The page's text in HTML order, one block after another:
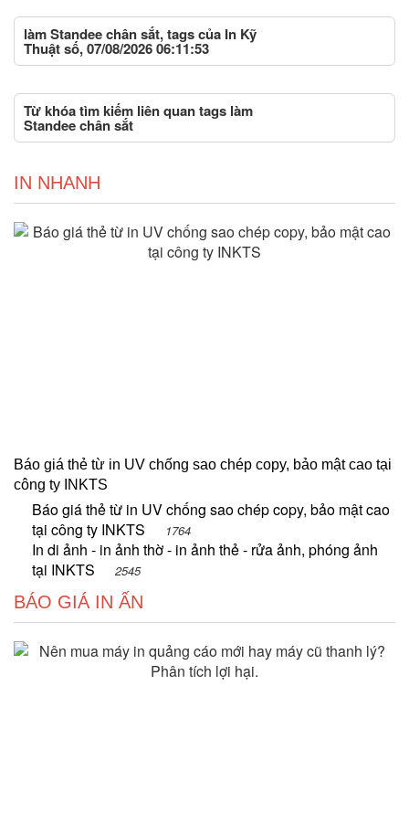
làm Standee chân sắt, tags của In Kỹ
Thuật số, 07/08/2026 06:11:53
Từ khóa tìm kiếm liên quan tags làm
Standee chân sắt
IN NHANH
Báo giá thẻ từ in UV chống sao chép copy, bảo mật cao tại
công ty INKTS
Báo giá thẻ từ in UV chống sao chép copy, bảo mật cao
tại công ty INKTS
1764
In di ảnh - in ảnh thờ - in ảnh thẻ - rửa ảnh, phóng ảnh
tại INKTS
2545
BÁO GIÁ IN ẤN